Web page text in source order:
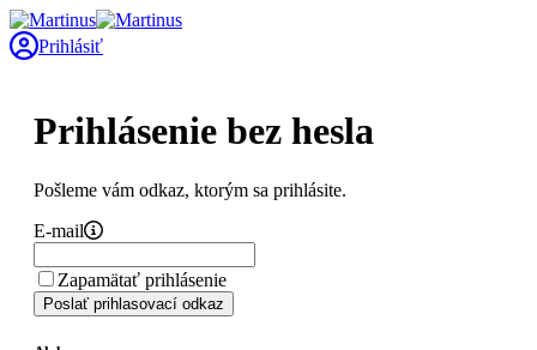
Prihlásiť
Prihlásenie bez hesla
Pošleme vám odkaz, ktorým sa prihlásite.
E-mail
Zapamätať prihlásenie
Poslať prihlasovací odkaz